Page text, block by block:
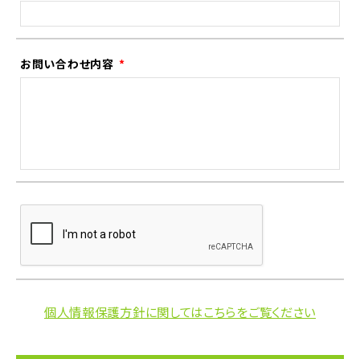
お問い合わせ内容
個人情報保護方針に関してはこちらをご覧ください